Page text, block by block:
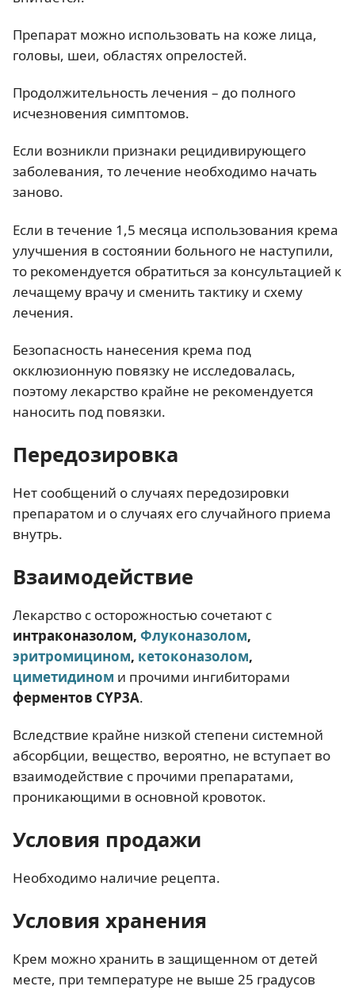
Препарат можно использовать на коже лица,
головы, шеи, областях опрелостей.
Продолжительность лечения – до полного
исчезновения симптомов.
Если возникли признаки рецидивирующего
заболевания, то лечение необходимо начать
заново.
Если в течение 1,5 месяца использования крема
улучшения в состоянии больного не наступили,
то рекомендуется обратиться за консультацией к
лечащему врачу и сменить тактику и схему
лечения.
Безопасность нанесения крема под
окклюзионную повязку не исследовалась,
поэтому лекарство крайне не рекомендуется
наносить под повязки.
Передозировка
Нет сообщений о случаях передозировки
препаратом и о случаях его случайного приема
внутрь.
Взаимодействие
Лекарство с осторожностью сочетают с
интраконазолом, Флуконазолом,
эритромицином, кетоконазолом,
циметидином и прочими ингибиторами
ферментов CYP3A.
Вследствие крайне низкой степени системной
абсорбции, вещество, вероятно, не вступает во
взаимодействие с прочими препаратами,
проникающими в основной кровоток.
Условия продажи
Необходимо наличие рецепта.
Условия хранения
Крем можно хранить в защищенном от детей
месте, при температуре не выше 25 градусов